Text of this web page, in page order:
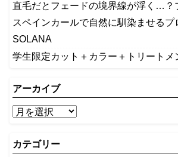
直毛だとフェードの境界線が浮く…？
スペインカールで自然に馴染ませるプ
SOLANA
学生限定カット＋カラー＋トリートメ
アーカイブ
カテゴリー